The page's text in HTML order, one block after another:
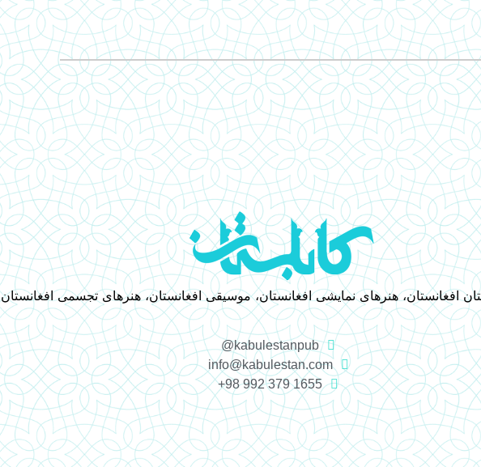
افغانستان، هنرهای نمایشی افغانستان، موسیقی افغانستان، هنرهای تجسمی افغانستان
kabulestanpub@
info@kabulestan.com
1655 379 992 98+